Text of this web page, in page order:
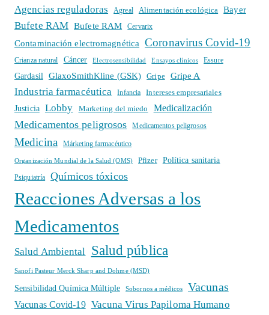
Agencias reguladoras
Agreal Alimentación ecológica Bayer
Bufete RAM Bufete RAM Cervarix
Contaminación electromagnética Coronavirus Covid-19
Crianza natural Cáncer Electrosensibilidad Ensayos clínicos Essure
Gardasil GlaxoSmithKline (GSK) Gripe Gripe A
Industria farmacéutica Infancia
Intereses empresariales
Justicia
Lobby Marketing del miedo Medicalización
Medicamentos peligrosos Medicamentos peligrosos
Medicina Márketing farmacéutico
Organización Mundial de la Salud (OMS) Pfizer Política sanitaria
Psiquiatría Químicos tóxicos
Reacciones Adversas a los
Medicamentos
Salud Ambiental Salud pública
Sanofi Pasteur Merck Sharp and Dohme (MSD)
Sensibilidad Química Múltiple Sobornos a médicos Vacunas
Vacunas Covid-19 Vacuna Virus Papiloma Humano